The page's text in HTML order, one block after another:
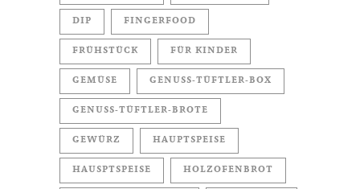
DIP FINGERFOOD
FRÜHSTÜCK FÜR KINDER
GEMÜSE GENUSS-TÜFTLER-BOX
GENUSS-TÜFTLER-BROTE
GEWÜRZ HAUPTSPEISE
HAUSPTSPEISE HOLZOFENBROT